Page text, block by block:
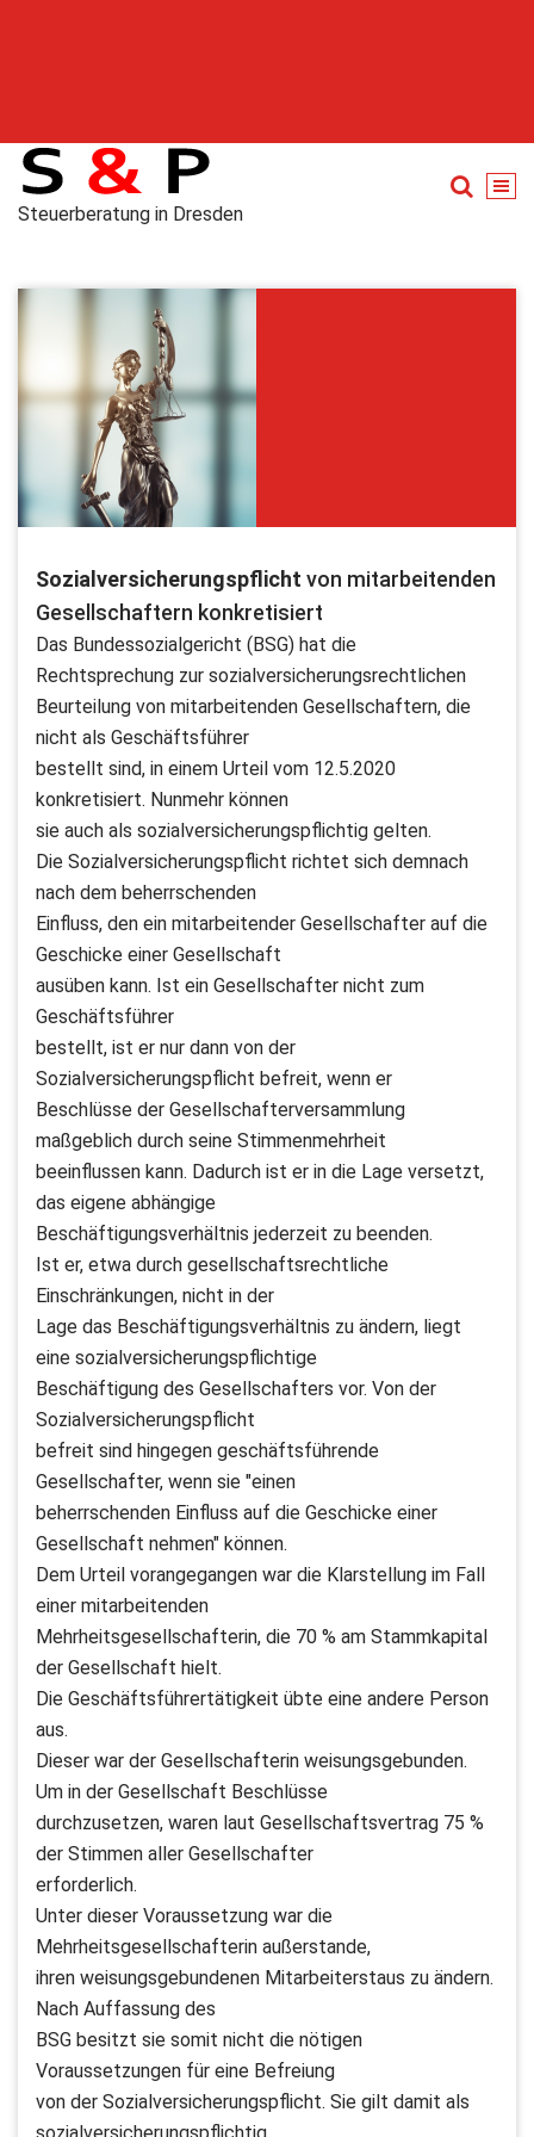
Steuerberatung in Dresden
Sozialversicherungspflicht von mitarbeitenden
Gesellschaftern konkretisiert
Das Bundessozialgericht (BSG) hat die
Rechtsprechung zur sozialversicherungsrechtlichen
Beurteilung von mitarbeitenden Gesellschaftern, die
nicht als Geschäftsführer
bestellt sind, in einem Urteil vom 12.5.2020
konkretisiert. Nunmehr können
sie auch als sozialversicherungspflichtig gelten.
Die Sozialversicherungspflicht richtet sich demnach
nach dem beherrschenden
Einfluss, den ein mitarbeitender Gesellschafter auf die
Geschicke einer Gesellschaft
ausüben kann. Ist ein Gesellschafter nicht zum
Geschäftsführer
bestellt, ist er nur dann von der
Sozialversicherungspflicht befreit, wenn er
Beschlüsse der Gesellschafterversammlung
maßgeblich durch seine Stimmenmehrheit
beeinflussen kann. Dadurch ist er in die Lage versetzt,
das eigene abhängige
Beschäftigungsverhältnis jederzeit zu beenden.
Ist er, etwa durch gesellschaftsrechtliche
Einschränkungen, nicht in der
Lage das Beschäftigungsverhältnis zu ändern, liegt
eine sozialversicherungspflichtige
Beschäftigung des Gesellschafters vor. Von der
Sozialversicherungspflicht
befreit sind hingegen geschäftsführende
Gesellschafter, wenn sie "einen
beherrschenden Einfluss auf die Geschicke einer
Gesellschaft nehmen" können.
Dem Urteil vorangegangen war die Klarstellung im Fall
einer mitarbeitenden
Mehrheitsgesellschafterin, die 70 % am Stammkapital
der Gesellschaft hielt.
Die Geschäftsführertätigkeit übte eine andere Person
aus.
Dieser war der Gesellschafterin weisungsgebunden.
Um in der Gesellschaft Beschlüsse
durchzusetzen, waren laut Gesellschaftsvertrag 75 %
der Stimmen aller Gesellschafter
erforderlich.
Unter dieser Voraussetzung war die
Mehrheitsgesellschafterin außerstande,
ihren weisungsgebundenen Mitarbeiterstaus zu ändern.
Nach Auffassung des
BSG besitzt sie somit nicht die nötigen
Voraussetzungen für eine Befreiung
von der Sozialversicherungspflicht. Sie gilt damit als